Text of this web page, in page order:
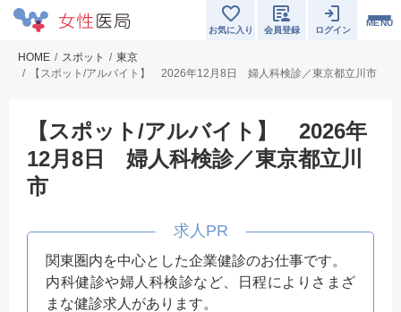
MENU
お気に入り 会員登録 ログイン
HOME スポット
東京
【スポット/アルバイト】 2026年12月8日 婦人科検診／東京都立川市
【スポット/アルバイト】 2026年
12月8日 婦人科検診／東京都立川
市
関東圏内を中心とした企業健診のお仕事です。
内科健診や婦人科検診など、日程によりさまざ
まな健診求人があります。